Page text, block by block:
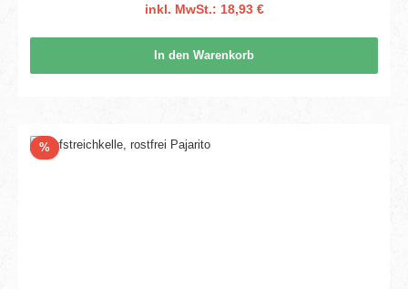
inkl. MwSt.: 18,93 €
In den Warenkorb
%Rabatt